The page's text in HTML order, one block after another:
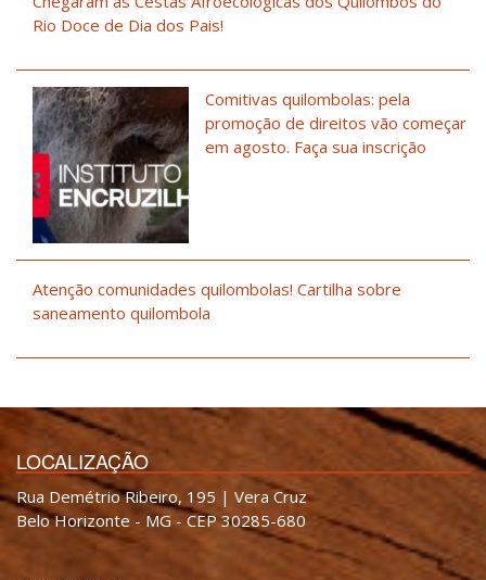
Rio Doce de Dia dos Pais!
Comitivas quilombolas: pela
promoção de direitos vão começar
em agosto. Faça sua inscrição
Atenção comunidades quilombolas! Cartilha sobre
saneamento quilombola
LOCALIZAÇÃO
Rua Demétrio Ribeiro, 195 | Vera Cruz
Belo Horizonte - MG - CEP 30285-680